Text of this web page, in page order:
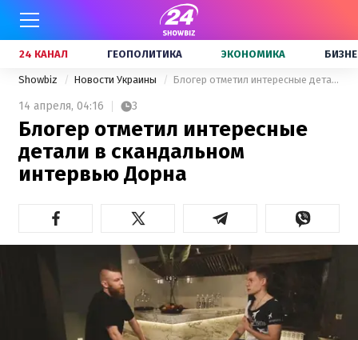
24 КАНАЛ ГЕОПОЛИТИКА ЭКОНОМИКА
Showbiz Новости Украины Блогер отметил интересные детали в скандальном интервью Дорна
14 апреля, 04:16 3
Блогер отметил интересные
детали в скандальном
интервью Дорна